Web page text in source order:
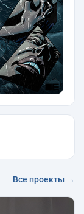
Все проекты →